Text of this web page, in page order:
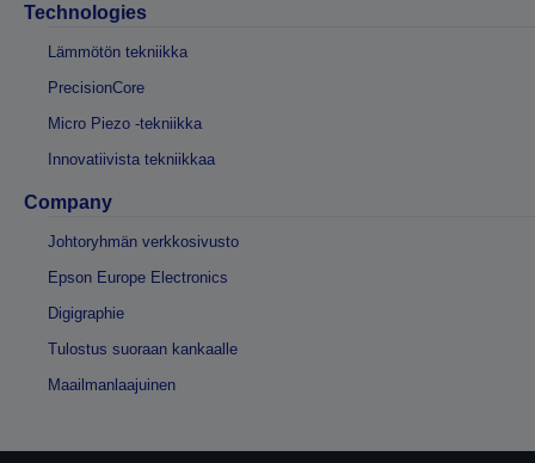
Technologies
Lämmötön tekniikka
PrecisionCore
Micro Piezo -tekniikka
Innovatiivista tekniikkaa
Company
Johtoryhmän verkkosivusto
Epson Europe Electronics
Digigraphie
Tulostus suoraan kankaalle
Maailmanlaajuinen